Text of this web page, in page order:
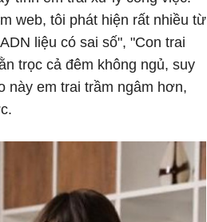
web, tôi phát hiện rất nhiều từ
liệu có sai số", "Con trai
trọc cả đêm không ngủ, suy
này em trai trầm ngâm hơn,